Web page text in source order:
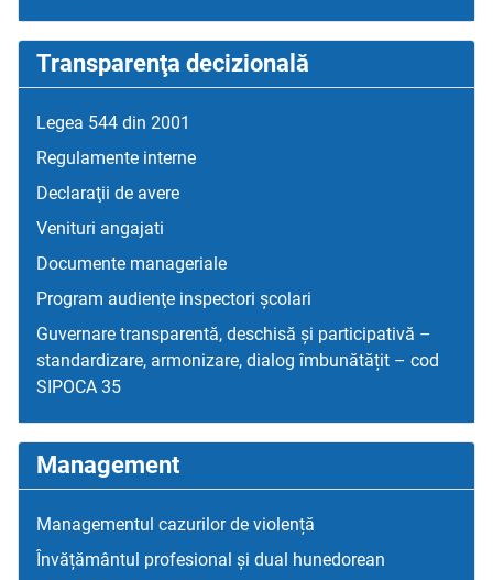
Transparenţa decizională
Legea 544 din 2001
Regulamente interne
Declaraţii de avere
Venituri angajati
Documente manageriale
Program audienţe inspectori școlari
Guvernare transparentă, deschisă și participativă –
standardizare, armonizare, dialog îmbunătățit – cod
SIPOCA 35
Management
Managementul cazurilor de violență
Învățământul profesional și dual hunedorean